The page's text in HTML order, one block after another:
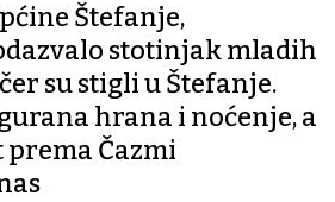
Štefanje,
stotinjak mladih
su stigli u Štefanje.
hrana i noćenje, a
Čazmi